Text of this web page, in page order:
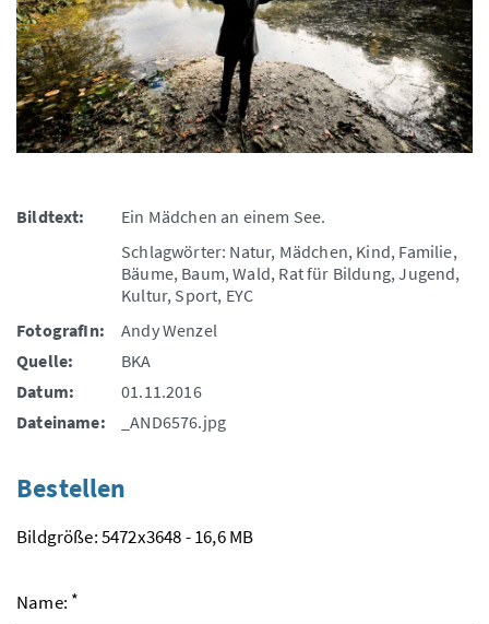
Bildtext:
Ein Mädchen an einem See.
Schlagwörter: Natur, Mädchen, Kind, Familie,
Bäume, Baum, Wald, Rat für Bildung, Jugend,
Kultur, Sport, EYC
FotografIn:
Andy Wenzel
Quelle:
BKA
Datum:
01.11.2016
Dateiname:
_AND6576.jpg
Bestellen
Bildgröße: 5472x3648 - 16,6 MB
Name: *